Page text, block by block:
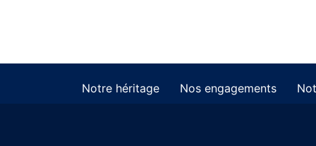
Notre héritage Nos engagements